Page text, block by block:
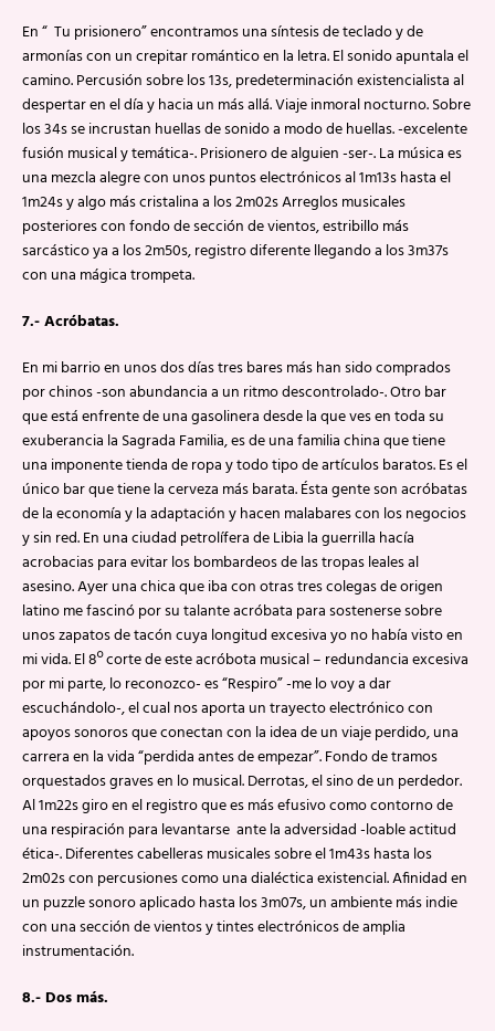
En “ Tu prisionero” encontramos una síntesis de teclado y de
armonías con un crepitar romántico en la letra. El sonido apuntala el
camino. Percusión sobre los 13s, predeterminación existencialista al
despertar en el día y hacia un más allá. Viaje inmoral nocturno. Sobre
los 34s se incrustan huellas de sonido a modo de huellas. -excelente
fusión musical y temática-. Prisionero de alguien -ser-. La música es
una mezcla alegre con unos puntos electrónicos al 1m13s hasta el
1m24s y algo más cristalina a los 2m02s Arreglos musicales
posteriores con fondo de sección de vientos, estribillo más
sarcástico ya a los 2m50s, registro diferente llegando a los 3m37s
con una mágica trompeta.
7.- Acróbatas.
En mi barrio en unos dos días tres bares más han sido comprados
por chinos -son abundancia a un ritmo descontrolado-. Otro bar
que está enfrente de una gasolinera desde la que ves en toda su
exuberancia la Sagrada Familia, es de una familia china que tiene
una imponente tienda de ropa y todo tipo de artículos baratos. Es el
único bar que tiene la cerveza más barata. Ésta gente son acróbatas
de la economía y la adaptación y hacen malabares con los negocios
y sin red. En una ciudad petrolífera de Libia la guerrilla hacía
acrobacias para evitar los bombardeos de las tropas leales al
asesino. Ayer una chica que iba con otras tres colegas de origen
latino me fascinó por su talante acróbata para sostenerse sobre
unos zapatos de tacón cuya longitud excesiva yo no había visto en
mi vida. El 8º corte de este acróbota musical – redundancia excesiva
por mi parte, lo reconozco- es “Respiro” -me lo voy a dar
escuchándolo-, el cual nos aporta un trayecto electrónico con
apoyos sonoros que conectan con la idea de un viaje perdido, una
carrera en la vida “perdida antes de empezar”. Fondo de tramos
orquestados graves en lo musical. Derrotas, el sino de un perdedor.
Al 1m22s giro en el registro que es más efusivo como contorno de
una respiración para levantarse ante la adversidad -loable actitud
ética-. Diferentes cabelleras musicales sobre el 1m43s hasta los
2m02s con percusiones como una dialéctica existencial. Afinidad en
un puzzle sonoro aplicado hasta los 3m07s, un ambiente más indie
con una sección de vientos y tintes electrónicos de amplia
instrumentación.
8.- Dos más.